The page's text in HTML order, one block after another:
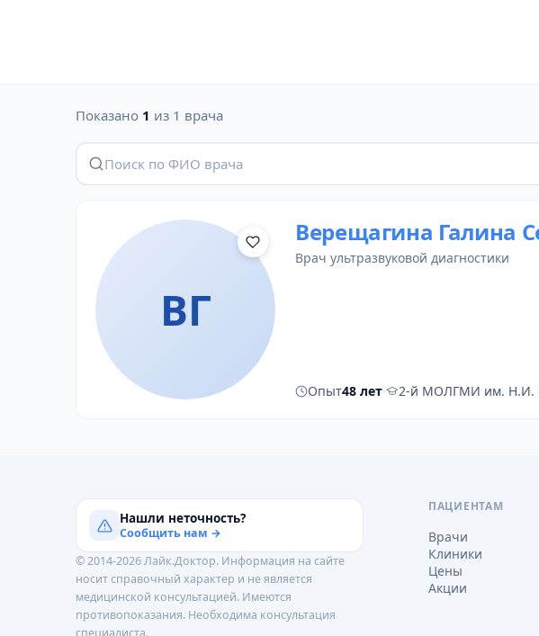
Показано 1 из 1 врача
ВГ
Верещагина Галина
врач ультразвуковой диагностики
Опыт48 лет· 2-й МОЛГМИ им. Н.И.
Нашли неточность?
Сообщить нам →
© 2014-2026 Лайк.Доктор. Информация на сайте
носит справочный характер и не является
медицинской консультацией. Имеются
противопоказания. Необходима консультация
специалиста.
ПАЦИЕНТАМ
Врачи
Клиники
Цены
Акции